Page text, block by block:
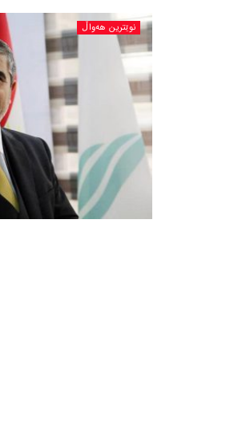
نوێترین هەواڵ